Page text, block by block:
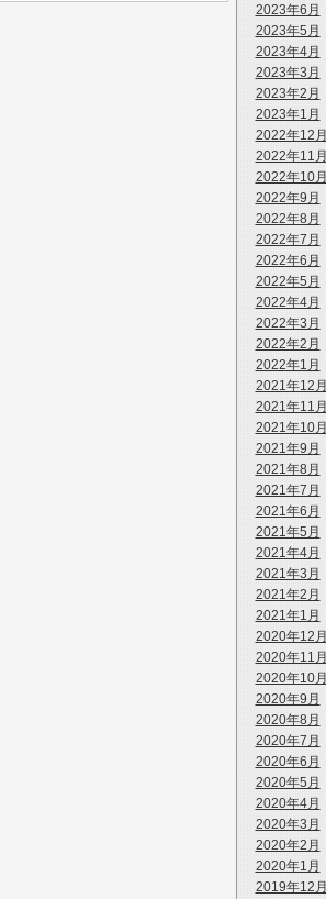
2023年6月
2023年5月
2023年4月
2023年3月
2023年2月
2023年1月
2022年12月
2022年11月
2022年10月
2022年9月
2022年8月
2022年7月
2022年6月
2022年5月
2022年4月
2022年3月
2022年2月
2022年1月
2021年12月
2021年11月
2021年10月
2021年9月
2021年8月
2021年7月
2021年6月
2021年5月
2021年4月
2021年3月
2021年2月
2021年1月
2020年12月
2020年11月
2020年10月
2020年9月
2020年8月
2020年7月
2020年6月
2020年5月
2020年4月
2020年3月
2020年2月
2020年1月
2019年12月